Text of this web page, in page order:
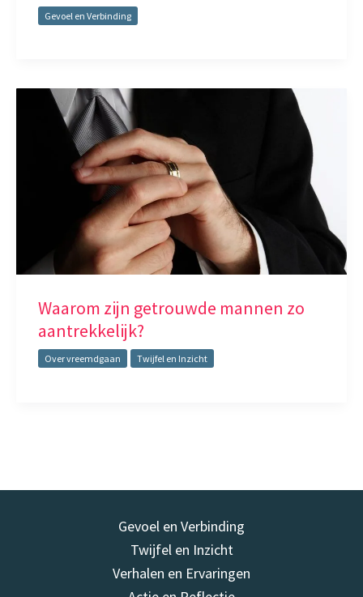
Gevoel en Verbinding
Waarom zijn getrouwde mannen zo
aantrekkelijk?
Over vreemdgaan Twijfel en Inzicht
Gevoel en Verbinding
Twijfel en Inzicht
Verhalen en Ervaringen